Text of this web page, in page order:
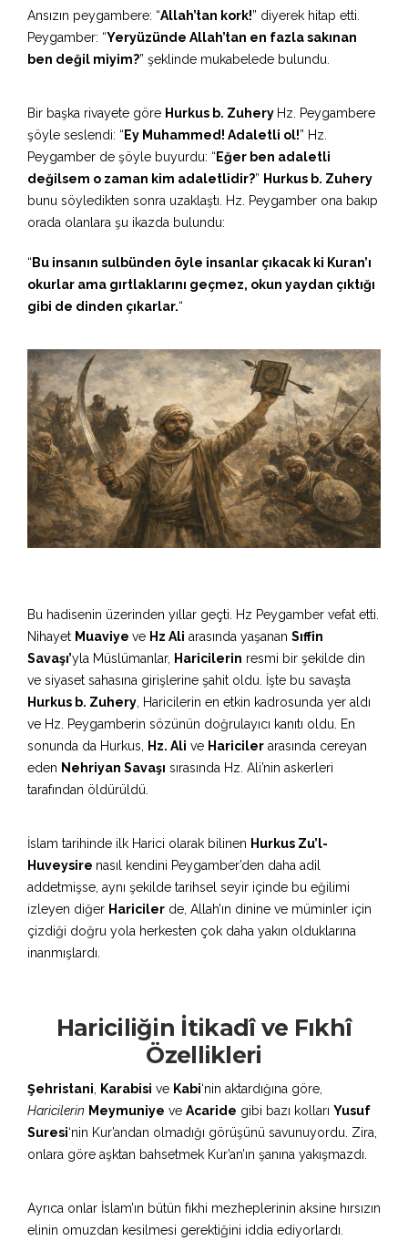
Ansızın peygambere: “Allah’tan kork!” diyerek hitap etti.
Peygamber: “Yeryüzünde Allah’tan en fazla sakınan
ben değil miyim?” şeklinde mukabelede bulundu.
Bir başka rivayete göre Hurkus b. Zuhery Hz. Peygambere
şöyle seslendi: “Ey Muhammed! Adaletli ol!” Hz.
Peygamber de şöyle buyurdu: “Eğer ben adaletli
değilsem o zaman kim adaletlidir?” Hurkus b. Zuhery
bunu söyledikten sonra uzaklaştı. Hz. Peygamber ona bakıp
orada olanlara şu ikazda bulundu:
“Bu insanın sulbünden öyle insanlar çıkacak ki Kuran’ı
okurlar ama gırtlaklarını geçmez, okun yaydan çıktığı
gibi de dinden çıkarlar.“
Bu hadisenin üzerinden yıllar geçti. Hz Peygamber vefat etti.
Nihayet Muaviye ve Hz Ali arasında yaşanan Sıffin
Savaşı’yla Müslümanlar, Haricilerin resmi bir şekilde din
ve siyaset sahasına girişlerine şahit oldu. İşte bu savaşta
Hurkus b. Zuhery , Haricilerin en etkin kadrosunda yer aldı
ve Hz. Peygamberin sözünün doğrulayıcı kanıtı oldu. En
sonunda da Hurkus,
Hz. Ali ve Hariciler arasında cereyan
eden Nehriyan Savaşı sırasında Hz. Ali’nin askerleri
tarafından öldürüldü.
İslam tarihinde ilk Harici olarak bilinen Hurkus Zu’l-
Huveysire nasıl kendini Peygamber’den daha adil
addetmişse, aynı şekilde tarihsel seyir içinde bu eğilimi
izleyen diğer Hariciler de, Allah’ın dinine ve müminler için
çizdiği doğru yola herkesten çok daha yakın olduklarına
inanmışlardı.
Hariciliğin İtikadî ve Fıkhî
Özellikleri
Şehristani Karabisi ve Kabi‘nin aktardığına göre,
Haricilerin Meymuniye ve Acaride gibi bazı kolları Yusuf
Suresi‘nin Kur’andan olmadığı görüşünü savunuyordu. Zira,
onlara göre aşktan bahsetmek Kur’an’ın şanına yakışmazdı.
Ayrıca onlar İslam’ın bütün fıkhi mezheplerinin aksine hırsızın
elinin omuzdan kesilmesi gerektiğini iddia ediyorlardı.